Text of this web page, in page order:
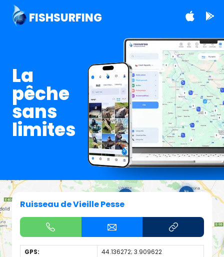
FISHSURFING
La
pêche
sans
limites
Ruisseau de Vieille Pesse
GPS:
44.136272; 3.909622